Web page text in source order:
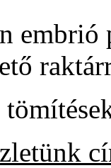
embrió